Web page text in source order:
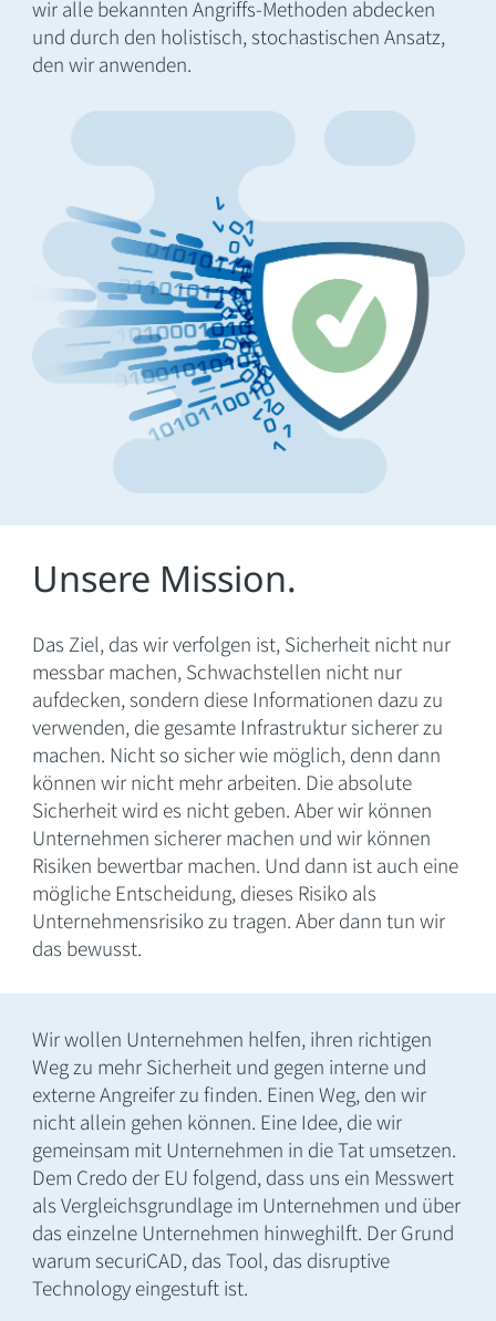
wir alle bekannten Angriffs-Methoden abdecken
und durch den holistisch, stochastischen Ansatz,
den wir anwenden.
Unsere Mission.
Das Ziel, das wir verfolgen ist, Sicherheit nicht nur
messbar machen, Schwachstellen nicht nur
aufdecken, sondern diese Informationen dazu zu
verwenden, die gesamte Infrastruktur sicherer zu
machen. Nicht so sicher wie möglich, denn dann
können wir nicht mehr arbeiten. Die absolute
Sicherheit wird es nicht geben. Aber wir können
Unternehmen sicherer machen und wir können
Risiken bewertbar machen. Und dann ist auch eine
mögliche Entscheidung, dieses Risiko als
Unternehmensrisiko zu tragen. Aber dann tun wir
das bewusst.
Wir wollen Unternehmen helfen, ihren richtigen
Weg zu mehr Sicherheit und gegen interne und
externe Angreifer zu finden. Einen Weg, den wir
nicht allein gehen können. Eine Idee, die wir
gemeinsam mit Unternehmen in die Tat umsetzen.
Dem Credo der EU folgend, dass uns ein Messwert
als Vergleichsgrundlage im Unternehmen und über
das einzelne Unternehmen hinweghilft. Der Grund
warum securiCAD, das Tool, das disruptive
Technology eingestuft ist.